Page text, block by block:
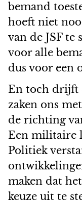
bemand
hoeft niet
van de JSF
voor alle
dus voor een
En toch drijft
zaken ons
de richting
Een militaire
Politiek
maken dat
keuze uit te